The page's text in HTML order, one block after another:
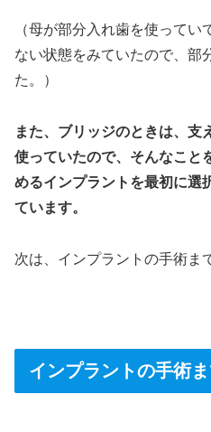
（母が部分入れ歯を使ってい
ない状態をみていたので、部
た。）
また、ブリッジのときは、支
使っていたので、そんなこと
めるインプラントを最初に選
ています。
次は、インプラントの手術ま
インプラントの手術